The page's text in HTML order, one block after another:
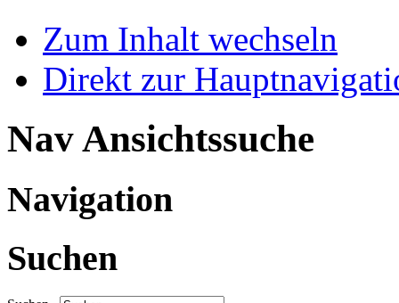
Zum Inhalt wechseln
Direkt zur
Nav Ansichtssuche
Navigation
Suchen